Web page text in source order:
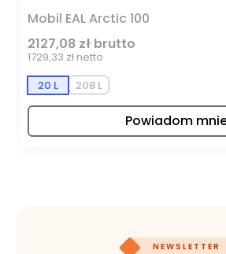
Mobil EAL Arctic 100
2127,08 zł brutto
1729,33 zł netto
20 L
208 L
Powiadom
NEWSLETTER